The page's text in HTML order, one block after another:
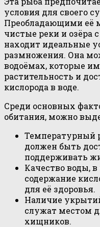
условия для своего
Преобладающими её
чистые реки и озёра
находит идеальные
размножения. Она
водоёмах, которые
растительность и
кислорода в воде.
Среди основных
обитания, можно
Температурный
должен быть
поддерживать
Качество воды, в
содержание
для её здоровья.
Наличие
служат местом
хищников.